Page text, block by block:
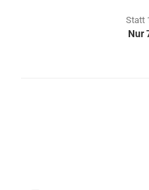
Statt
Nur